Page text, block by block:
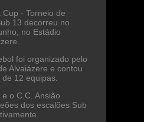
Cup - Torneio de
13 decorreu no
no Estádio
foi organizado pelo
Alvaiázere e contou
12 equipas.
o C.C. Ansião
dos escalões Sub